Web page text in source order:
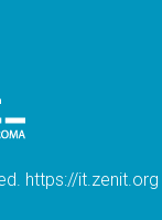
https://it.zenit.org